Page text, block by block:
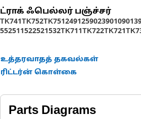
Designed for use in extremely tough
ட்ராக் ஃபெல்லர் பஞ்ச்சர்
TK741TK752TK7512491259023901090
552511522521532TK711TK722TK721
உத்தரவாதத் தகவல்கள்
ரிட்டர்ன் கொள்கை
Parts Diagrams